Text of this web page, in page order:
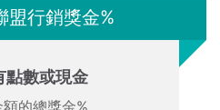
盟行銷獎金%
點數或現金
的總獎金%